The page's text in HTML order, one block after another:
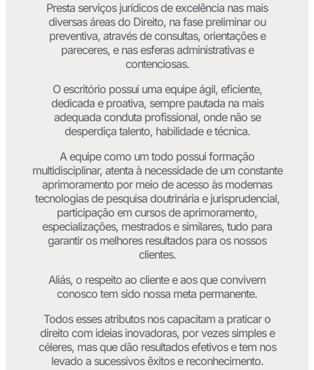
Presta serviços jurídicos de excelência nas mais
diversas áreas do Direito, na fase preliminar ou
preventiva, através de consultas, orientações e
pareceres, e nas esferas administrativas e
contenciosas.
O escritório possui uma equipe ágil, eficiente,
dedicada e proativa, sempre pautada na mais
adequada conduta profissional, onde não se
desperdiça talento, habilidade e técnica.
A equipe como um todo possui formação
multidisciplinar, atenta à necessidade de um constante
aprimoramento por meio de acesso às modernas
tecnologias de pesquisa doutrinária e jurisprudencial,
participação em cursos de aprimoramento,
especializações, mestrados e similares, tudo para
garantir os melhores resultados para os nossos
clientes.
Aliás, o respeito ao cliente e aos que convivem
conosco tem sido nossa meta permanente.
Todos esses atributos nos capacitam a praticar o
direito com ideias inovadoras, por vezes simples e
céleres, mas que dão resultados efetivos e tem nos
levado a sucessivos êxitos e reconhecimento.